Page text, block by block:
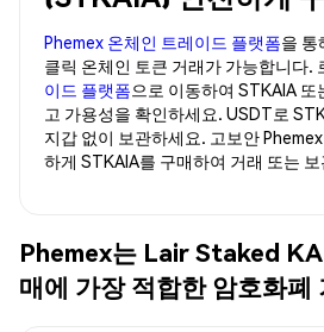
Phemex 온체인 트레이드 플랫폼을 통
클릭 온체인 토큰 거래가 가능합니다.
이드 플랫폼으로 이동하여 STKAIA
고 가용성을 확인하세요. USDT로
지갑 없이 보관하세요. 고보안
하게 STKAIA를 구매하여 거래 또는
Phemex는 Lair Staked
매에 가장 적합한 암호화폐